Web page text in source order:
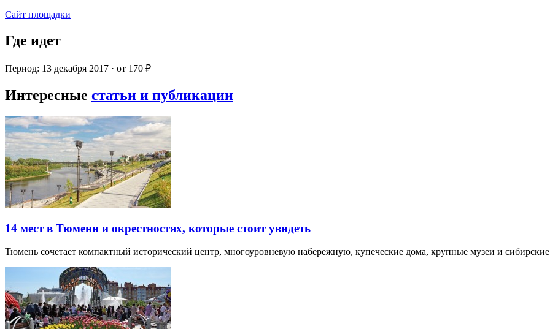
Сайт площадки
Где идет
Период: 13 декабря 2017 · от 170 ₽
Интересные статьи и публикации
14 мест в Тюмени и окрестностях, которые стоит увидеть
Тюмень сочетает компактный исторический центр, многоуровневую набережную, купеческие дома, крупные музеи и